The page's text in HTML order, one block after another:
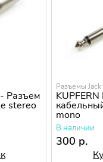
Разъем
stereo
Разъемы Jack
mono
В наличии
300 р.